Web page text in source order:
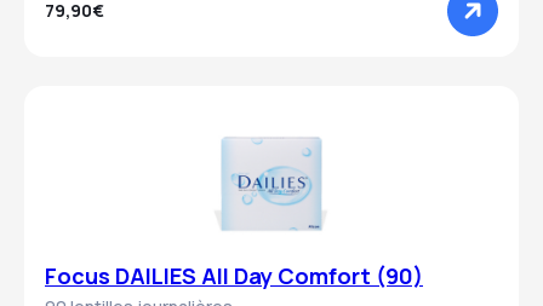
79,90€
Focus DAILIES All Day Comfort (90)